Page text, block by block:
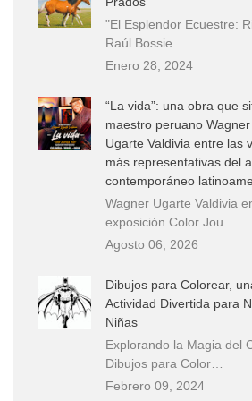
"El Esplendor Ecuestre:
Raúl Bossie…
Enero 28, 2024
“La vida”: una obra que
maestro peruano Wagner
Ugarte Valdivia entre las
más representativas del
contemporáneo
Wagner Ugarte Valdivia
exposición Color Jou…
Agosto 06, 2026
Dibujos para Colorear,
Actividad Divertida para
Niñas
Explorando la Magia del
Dibujos para Color…
Febrero 09, 2024